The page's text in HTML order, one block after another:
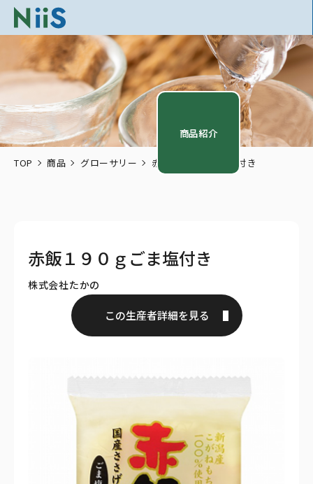
商品紹介
TOP 商品 グローサリー 赤飯１９０ｇごま塩付き
赤飯１９０ｇごま塩付き
株式会社たかの
この生産者詳細を見る